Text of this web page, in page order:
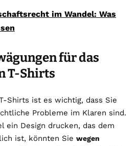
im Wandel: Was
für das
T-Shirts
Shirts ist es wichtig, dass Sie
Probleme im Klaren sind.
ein Design drucken, das dem
ist, könnten Sie wegen